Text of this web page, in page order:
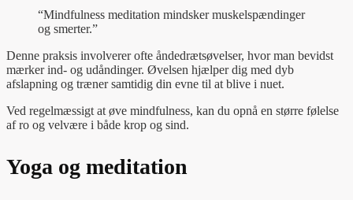
“Mindfulness meditation mindsker muskelspændinger
og smerter.”
Denne praksis involverer ofte åndedrætsøvelser, hvor man bevidst
mærker ind- og udåndinger. Øvelsen hjælper dig med dyb
afslapning og træner samtidig din evne til at blive i nuet.
Ved regelmæssigt at øve mindfulness, kan du opnå en større følelse
af ro og velvære i både krop og sind.
Yoga og meditation